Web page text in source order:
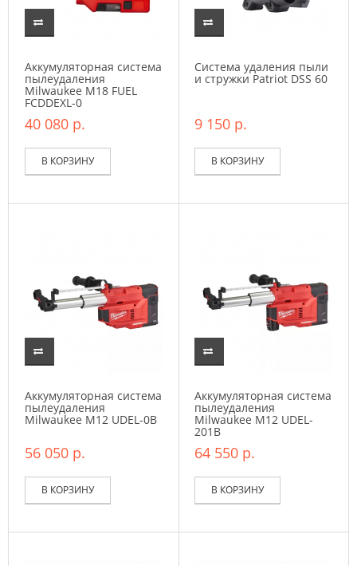
Аккумуляторная система
пылеудаления
Milwaukee M18 FUEL
FCDDEXL-0
40 080 р.
В КОРЗИНУ
Система удаления пыли
и стружки Patriot DSS 60
9 150 р.
В КОРЗИНУ
Аккумуляторная система
пылеудаления
Milwaukee M12 UDEL-0B
56 050 р.
В КОРЗИНУ
Аккумуляторная система
пылеудаления
Milwaukee M12 UDEL-
201B
64 550 р.
В КОРЗИНУ